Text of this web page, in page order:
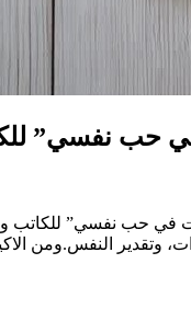
حب نفسي”
وتقدير النفس.ومن